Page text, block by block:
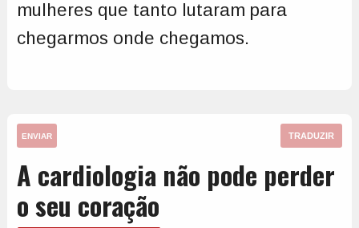
mulheres que tanto lutaram para
chegarmos onde chegamos.
ENVIAR TRADUZIR
A cardiologia não pode perder
o seu coração